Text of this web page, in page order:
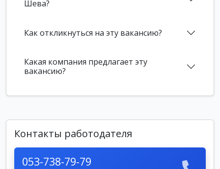
Шева?
Как откликнуться на эту вакансию?
Какая компания предлагает эту
вакансию?
Контакты работодателя
053-738-79-79